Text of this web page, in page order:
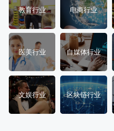
教育行业 电商行业
医美行业 自媒体行业
文娱行业 区块链行业